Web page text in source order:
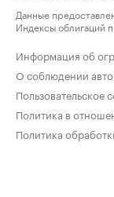
Данные
Индексы облигаций
Информация об
О соблюдении
Пользовательское
Политика в
Политика